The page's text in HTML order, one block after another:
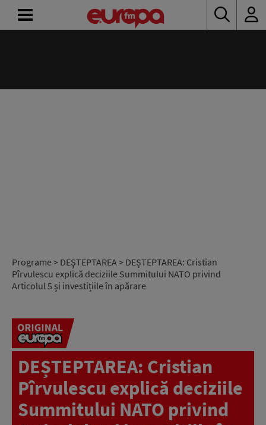
Programe> DEŞTEPTAREA> DEȘTEPTAREA: Cristian
Pîrvulescu explică deciziile Summitului NATO privind
Articolul 5 și investițiile în apărare
DEȘTEPTAREA: Cristian
Pîrvulescu explică deciziile
Summitului NATO privind